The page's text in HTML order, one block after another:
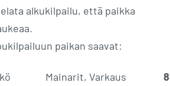
alkukilpailu, että paikka
paikan saavat:
Mainarit, Varkaus